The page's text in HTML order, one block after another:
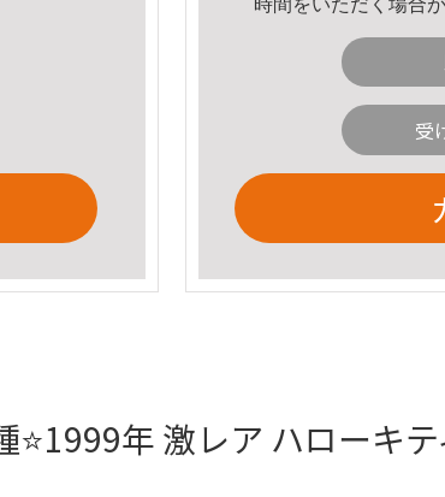
受
年 激レア ハローキ